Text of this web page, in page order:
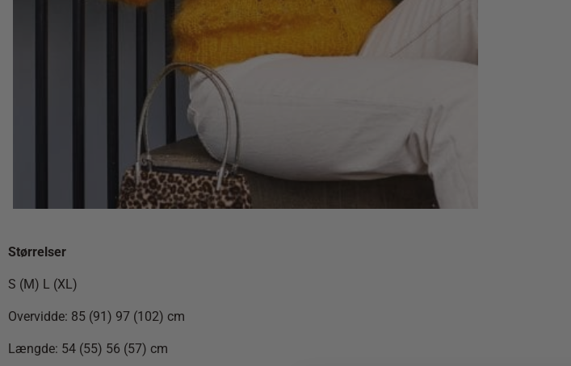
Størrelser
S (M) L (XL)
Overvidde: 85 (91) 97 (102) cm
Længde: 54 (55) 56 (57) cm